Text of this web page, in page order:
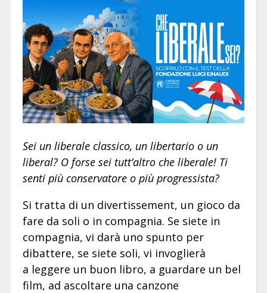
Sei un liberale classico, un libertario o un
liberal? O forse sei tutt’altro che liberale! Ti
senti più conservatore o più progressista?
Si tratta di un divertissement, un gioco da
fare da soli o in compagnia. Se siete in
compagnia, vi darà uno spunto per
dibattere, se siete soli, vi invoglierà
a leggere un buon libro, a guardare un bel
film, ad ascoltare una canzone